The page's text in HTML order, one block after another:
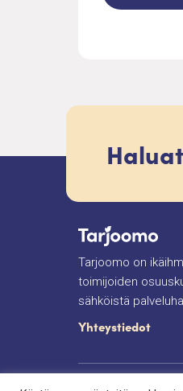
Tarjoomo on
toimijoiden
sähköistä
Yhteystiedot